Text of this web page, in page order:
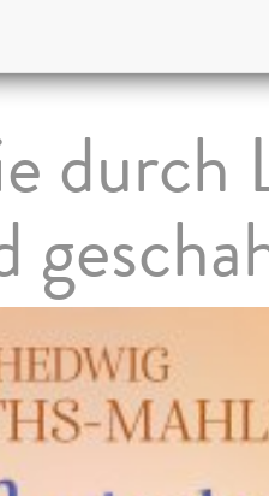
durch